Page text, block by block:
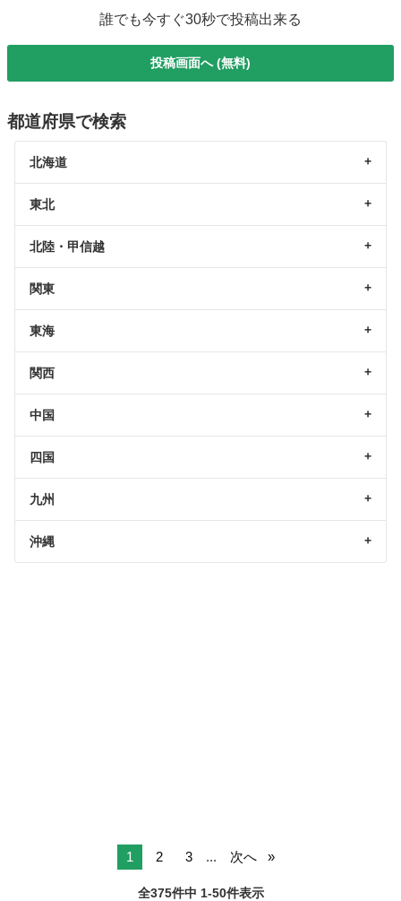
誰でも今すぐ30秒で投稿出来る
投稿画面へ (無料)
都道府県で検索
北海道
東北
北陸・甲信越
関東
東海
関西
中国
四国
九州
沖縄
1 2 3 ... 次へ
全375件中 1-50件表示